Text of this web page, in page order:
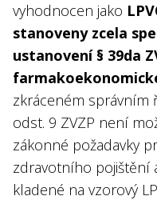
vyhodnocen jako
stanoveny zcela
ustanovení § 39da
zkráceném správním
odst. 9 ZVZP není
zákonné požadavky
zdravotního pojištění
kladené na vzorový